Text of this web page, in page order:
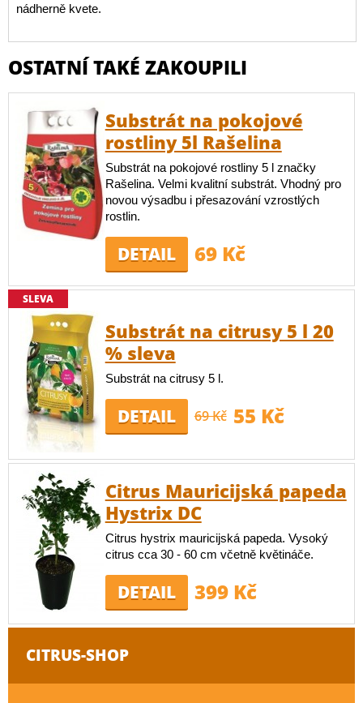
nádherně kvete.
OSTATNÍ TAKÉ ZAKOUPILI
Substrát na pokojové
rostliny 5l Rašelina
Substrát na pokojové rostliny 5 l značky
Rašelina. Velmi kvalitní substrát. Vhodný pro
novou výsadbu i přesazování vzrostlých
rostlin.
DETAIL 69 Kč
SLEVA
Substrát na citrusy 5 l 20
% sleva
Substrát na citrusy 5 l.
DETAIL 69 Kč 55 Kč
Citrus Mauricijská papeda
Hystrix DC
Citrus hystrix mauricijská papeda. Vysoký
citrus cca 30 - 60 cm včetně květináče.
DETAIL 399 Kč
CITRUS-SHOP